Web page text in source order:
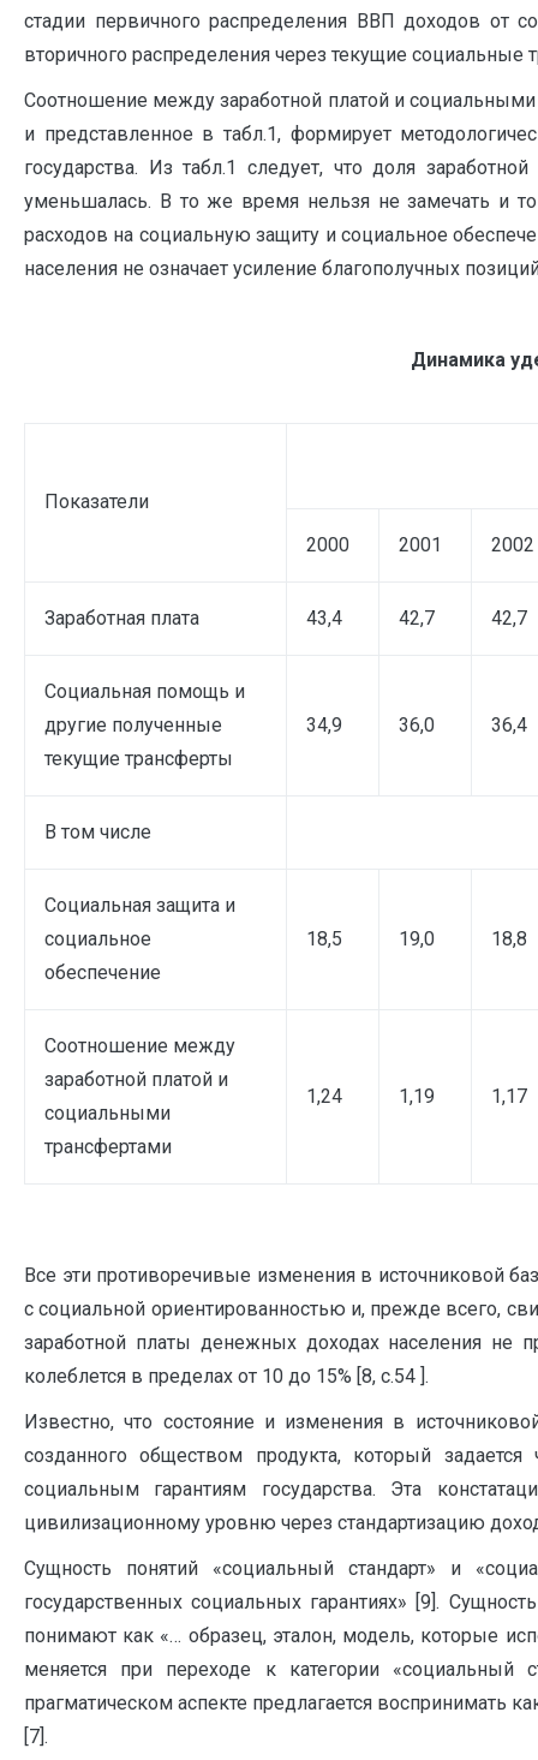
стадии первичного распределения ВВП доходов от
вторичного распределения через текущие социальные
Соотношение между заработной платой и социальными
и представленное в табл.1, формирует
государства. Из табл.1 следует, что доля
уменьшалась. В то же время нельзя не замечать и
расходов на социальную защиту и социальное
населения не означает усиление благополучных
Динамика
Показатели
2000
2001 2002
Заработная плата 43,4 42,7 42,7
Социальная помощь и
другие полученные
текущие трансферты
34,9 36,0 36,4
В том числе
Социальная защита и
социальное
обеспечение
18,5 19,0 18,8
Соотношение между
заработной платой и
социальными
трансфертами
1,24 1,19 1,17
Все эти противоречивые изменения в источниковой
с социальной ориентированностью и, прежде всего,
заработной платы денежных доходах населения не
колеблется в пределах от 10 до 15% [8, с.54 ].
Известно, что состояние и изменения в
созданного обществом продукта, который
социальным гарантиям государства. Эта
цивилизационному уровню через стандартизацию
Сущность понятий «социальный стандарт» и
государственных социальных гарантиях» [9].
понимают как «… образец, эталон, модель, которые
меняется при переходе к категории
прагматическом аспекте предлагается воспринимать
[7].